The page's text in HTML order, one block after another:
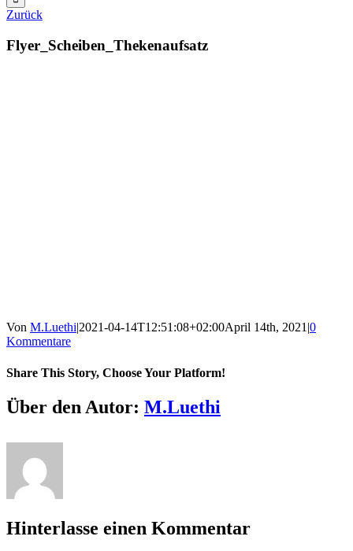
Zurück
Flyer_Scheiben_Thekenaufsatz
Von M.Luethi|2021-04-14T12:51:08+02:00April 14th, 2021|0
Kommentare
Share This Story, Choose Your Platform!
Facebook
X
Reddit
LinkedIn
WhatsApp
Tumblr
Pinterest
Vk
E-
Mail
Über den Autor: M.Luethi
Hinterlasse einen Kommentar